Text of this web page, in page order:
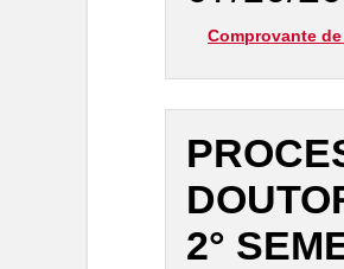
Comprovante
2°